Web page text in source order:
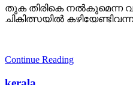
തുക തിരികെ നല്‍കുമെന്ന
ചികിത്സയില്‍
Continue Reading